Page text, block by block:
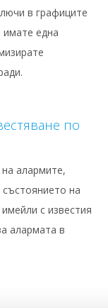
в графиците
имате една
по
алармите,
на
с известия
алармата в